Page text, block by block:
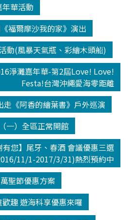
華活動
福爾摩沙我的家》演出
動(風暴天氣瓶、彩繪木頭船)
淨灘嘉年華-第2屆Love! Love!
Festa!台灣沖繩愛海零距離
走《阿香的繪葉書》戶外巡演
一）全區正常開館
有您】尾牙、春酒 會議優惠三選
11/1-2017/3/31)熱烈預約中
聖節優惠方案
趣 遊海科享優惠來囉